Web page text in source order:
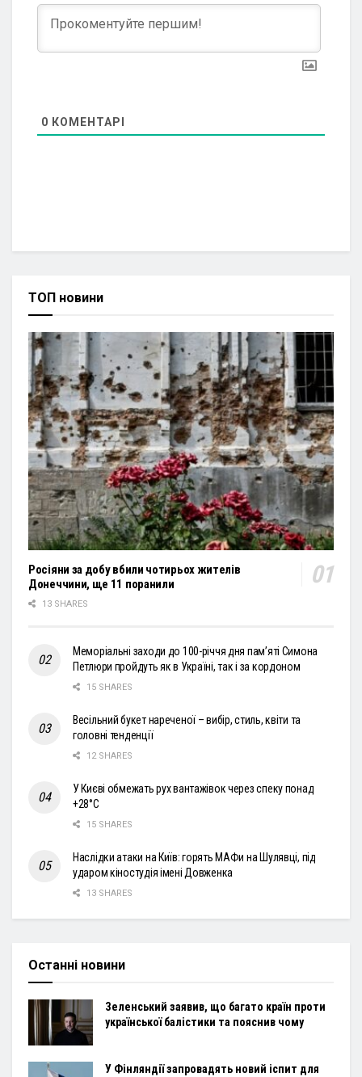
0 КОМЕНТАРІ
ТОП новини
Росіяни за добу вбили чотирьох жителів
Донеччини, ще 11 поранили
13 SHARES
Меморіальні заходи до 100-річчя дня пам’яті Симона
Петлюри пройдуть як в Україні, так і за кордоном
15 SHARES
Весільний букет нареченої – вибір, стиль, квіти та
головні тенденції
12 SHARES
У Києві обмежать рух вантажівок через спеку понад
+28°С
15 SHARES
Наслідки атаки на Київ: горять МАФи на Шулявці, під
ударом кіностудія імені Довженка
13 SHARES
Останні новини
Зеленський заявив, що багато країн проти
української балістики та пояснив чому
У Фінляндії запровадять новий іспит для